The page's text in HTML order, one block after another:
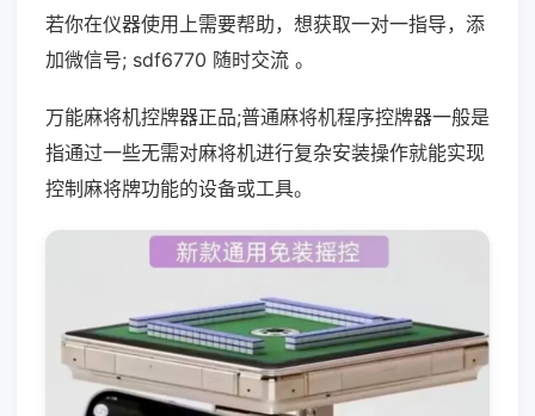
若你在仪器使用上需要帮助，想获取一对一指导，添
加微信号; sdf6770 随时交流 。
万能麻将机控牌器正品;普通麻将机程序控牌器一般是
指通过一些无需对麻将机进行复杂安装操作就能实现
控制麻将牌功能的设备或工具。